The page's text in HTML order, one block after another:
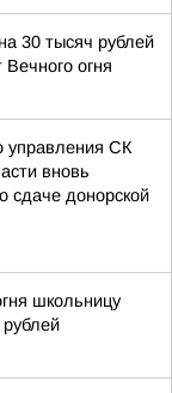
30 тысяч рублей
огня
управления СК
вновь
сдаче донорской
школьницу